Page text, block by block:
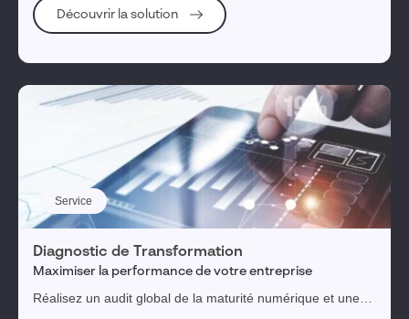
Découvrir la solution
Service
Diagnostic de Transformation
Maximiser la performance de votre entreprise
Réalisez un audit global de la maturité numérique et une